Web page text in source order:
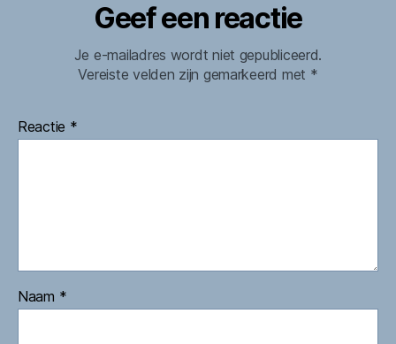
Geef een reactie
Je e-mailadres wordt niet gepubliceerd.
Vereiste velden zijn gemarkeerd met *
Reactie *
Naam *